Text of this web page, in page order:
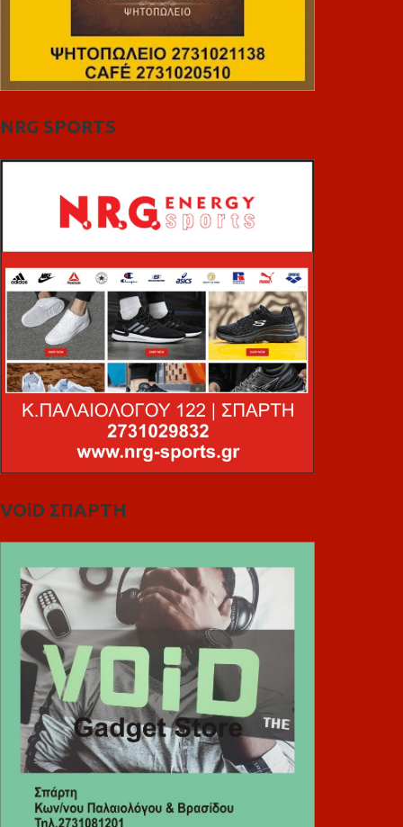
NRG SPORTS
VOiD ΣΠΑΡΤΗ